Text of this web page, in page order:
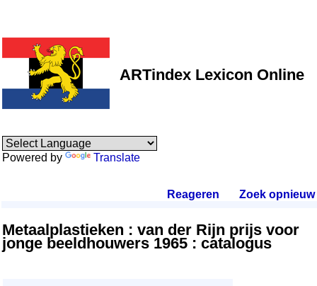
ARTindex Lexicon Online
Powered by Translate
Reageren Zoek opnieuw.
Metaalplastieken : van der Rijn prijs voor
jonge beeldhouwers 1965 : catalogus